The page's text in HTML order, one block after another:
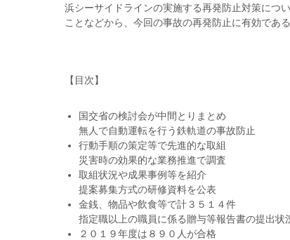
浜シーサイドラインの実施する再発防止対策につ
ことなどから、今回の事故の再発防止に有効であ
【目次】
国交省の検討会が中間とりまとめ
無人で自動運転を行う鉄軌道の事故防止
行動手順の策定等で先進的な取組
災害時の効果的な業務推進で調査
取組状況や成果事例等を紹介
提案募集方式の研修資料を公表
金銭、物品や飲食等で計３５１４件
指定職以上の職員に係る贈与等報告書の提出状
２０１９年度は８９０人が合格